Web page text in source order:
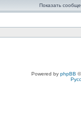
Показать
Powered by phpBB